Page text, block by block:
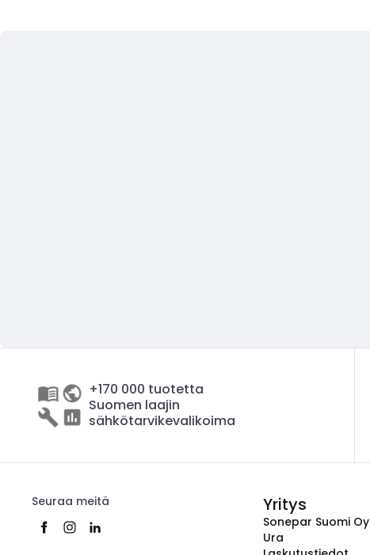
+170 000 tuotetta
Suomen laajin
sähkötarvikevalikoima
Seuraa meitä Yritys
Sonepar Suomi Oy
Ura